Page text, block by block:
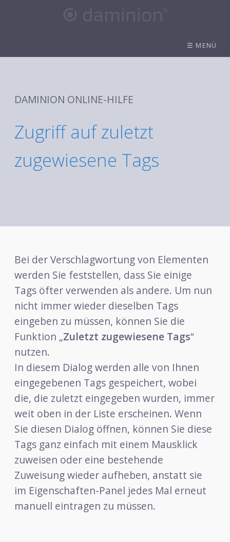
☰ MENÜ
DAMINION ONLINE-HILFE
Zugriff auf zuletzt
zugewiesene Tags
Bei der Verschlagwortung von Elementen
werden Sie feststellen, dass Sie einige
Tags öfter verwenden als andere. Um nun
nicht immer wieder dieselben Tags
eingeben zu müssen, können Sie die
Funktion „Zuletzt zugewiesene Tags“
nutzen.
In diesem Dialog werden alle von Ihnen
eingegebenen Tags gespeichert, wobei
die, die zuletzt eingegeben wurden, immer
weit oben in der Liste erscheinen. Wenn
Sie diesen Dialog öffnen, können Sie diese
Tags ganz einfach mit einem Mausklick
zuweisen oder eine bestehende
Zuweisung wieder aufheben, anstatt sie
im Eigenschaften-Panel jedes Mal erneut
manuell eintragen zu müssen.